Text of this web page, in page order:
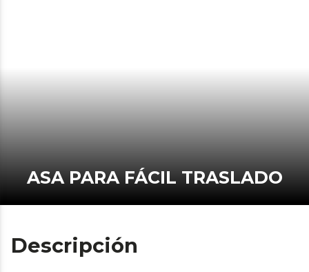
ASA PARA FÁCIL TRASLADO
Descripción